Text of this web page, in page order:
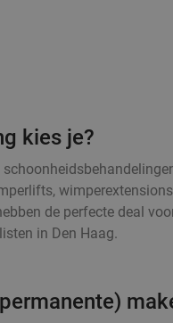
kies je?
de perfecte deal
in Den Haag.